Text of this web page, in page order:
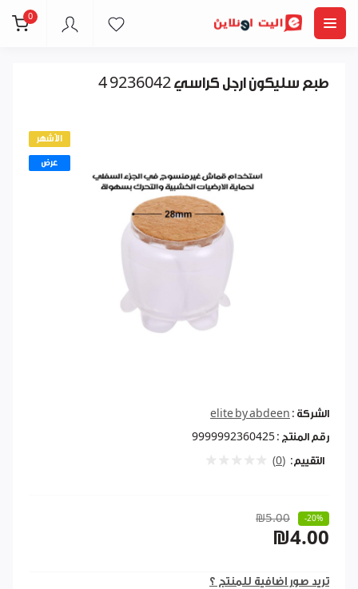
0
4 طبع سليكون ارجل كراسي 9236042
الأشهر
عرض
الشركة : elite by abdeen
رقم المنتج : 9999992360425
التقييم: (0)
₪5.00 -20%
₪4.00
تريد صور اضافية للمنتج ؟